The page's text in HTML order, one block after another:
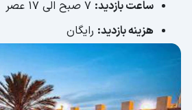
ساعت بازدید:
هزینه بازدید: رایگان